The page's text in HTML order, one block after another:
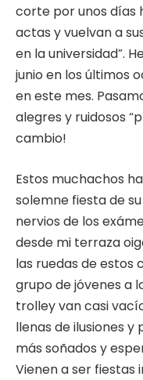
corte por unos días
actas y vuelvan a
en la universidad”.
junio en los últimos
en este mes.
alegres y ruidosos
cambio!
Estos muchachos
solemne fiesta de
nervios de los
desde mi terraza
las ruedas de
grupo de jóvenes a
trolley van casi
llenas de ilusiones
más soñados y
Vienen a ser fiestas